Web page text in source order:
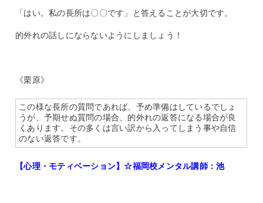
「はい。私の長所は〇〇です」と答えることが大切です。
的外れの話しにならないようにしましょう！
《栗原》
この様な長所の質問であれば、予め準備はしているでしょ
うが、予期せぬ質問の場合、的外れの返答になる場合が良
くあります。その多くは言い訳から入ってしまう事や自信
のない返答です。
【心理・モティベーション】☆福岡校メンタル講師：池